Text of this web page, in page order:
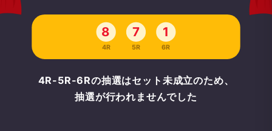
8
4R
7
5R
1
6R
4R-5R-6Rの抽選はセット未成立のため、
抽選が行われませんでした